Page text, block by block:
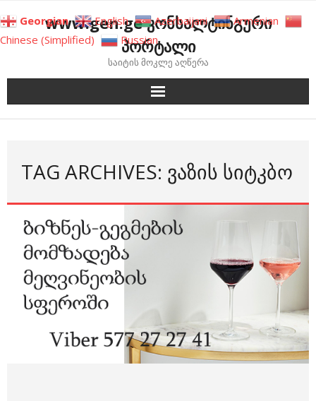
to
content
www.gen.ge კონსალტინგური
პორტალი
საიტის მოკლე აღწერა
TAG ARCHIVES: ᲕᲐᲖᲘᲡ ᲡᲘᲢᲙᲑᲝ
Georgian English Azerbaijani
Armenian
Chinese (Simplified)
Russian